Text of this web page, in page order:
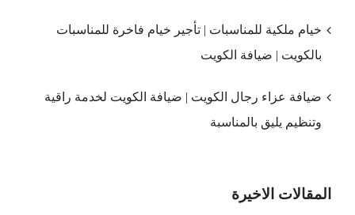
خيام ملكية للمناسبات | تأجير خيام فاخرة للمناسبات
بالكويت | ضيافة الكويت
ضيافة عزاء رجال الكويت | ضيافة الكويت لخدمة راقية
وتنظيم يليق بالمناسبة
المقالات الاخيرة